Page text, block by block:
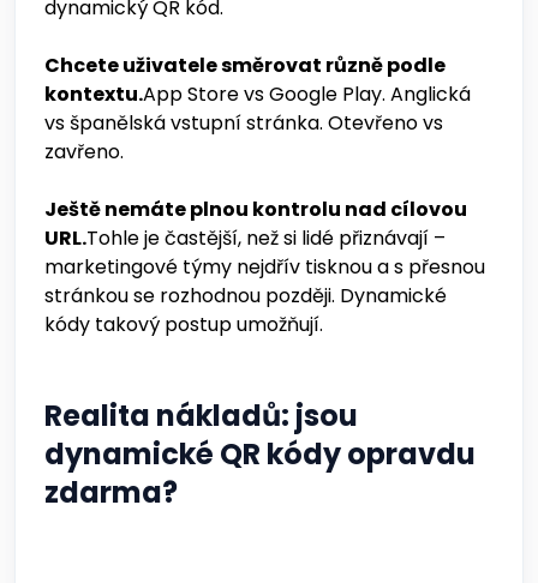
dynamický QR kód.
Chcete uživatele směrovat různě podle
kontextu.App Store vs Google Play. Anglická
vs španělská vstupní stránka. Otevřeno vs
zavřeno.
Ještě nemáte plnou kontrolu nad cílovou
URL.Tohle je častější, než si lidé přiznávají –
marketingové týmy nejdřív tisknou a s přesnou
stránkou se rozhodnou později. Dynamické
kódy takový postup umožňují.
Realita nákladů: jsou
dynamické QR kódy opravdu
zdarma?